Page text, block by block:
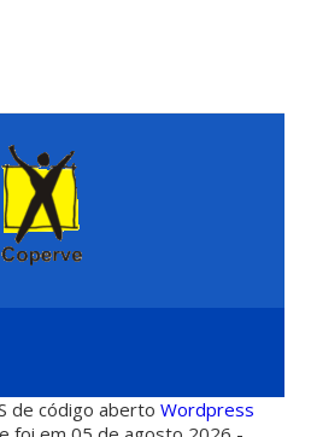
de código abertoWordpress